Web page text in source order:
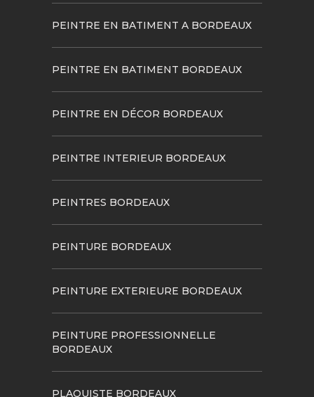
PEINTRE EN BATIMENT A BORDEAUX
PEINTRE EN BATIMENT BORDEAUX
PEINTRE EN DÉCOR BORDEAUX
PEINTRE INTERIEUR BORDEAUX
PEINTRES BORDEAUX
PEINTURE BORDEAUX
PEINTURE EXTERIEURE BORDEAUX
PEINTURE PROFESSIONNELLE
BORDEAUX
PLAQUISTE BORDEAUX